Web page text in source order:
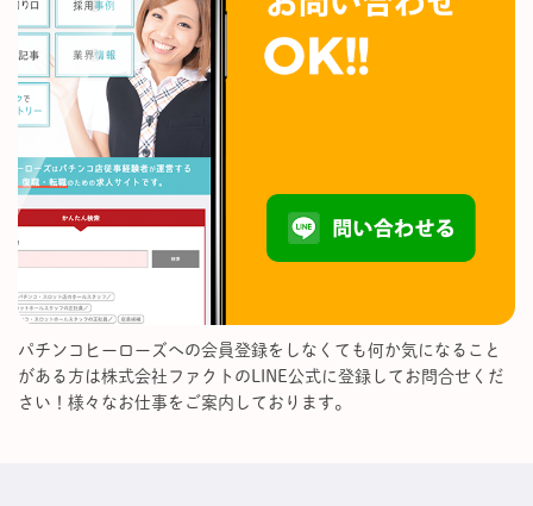
パチンコヒーローズへの会員登録をしなくても何か気になること
がある方は株式会社ファクトのLINE公式に登録してお問合せくだ
さい！様々なお仕事をご案内しております。